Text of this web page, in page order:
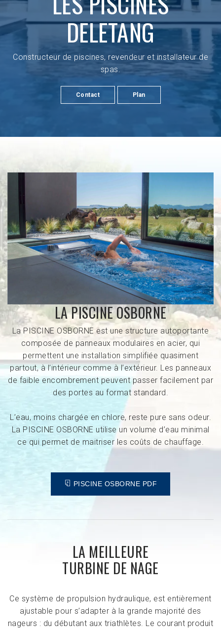
DELETANG
Constructeur de piscines, revendeur et installateur de
spas.
Contact Plan
LA PISCINE OSBORNE
La PISCINE OSBORNE est une structure autoportante
composée de panneaux modulaires en acier, qui
permettent une installation simplifiée quasiment
partout, à l’intérieur comme à l’extérieur. Les panneaux
de faible encombrement peuvent passer facilement par
des portes au format standard.
L’eau, moins chargée en chlore, reste pure sans odeur.
La PISCINE OSBORNE utilise un volume d’eau minimal
ce qui permet de maitriser les coûts de chauffage.
PISCINE OSBORNE PDF
LA MEILLEURE
TURBINE DE NAGE
Ce système de propulsion hydraulique, est entièrement
ajustable pour s’adapter à la grande majorité des
nageurs : du débutant aux triathlètes. Le courant produit